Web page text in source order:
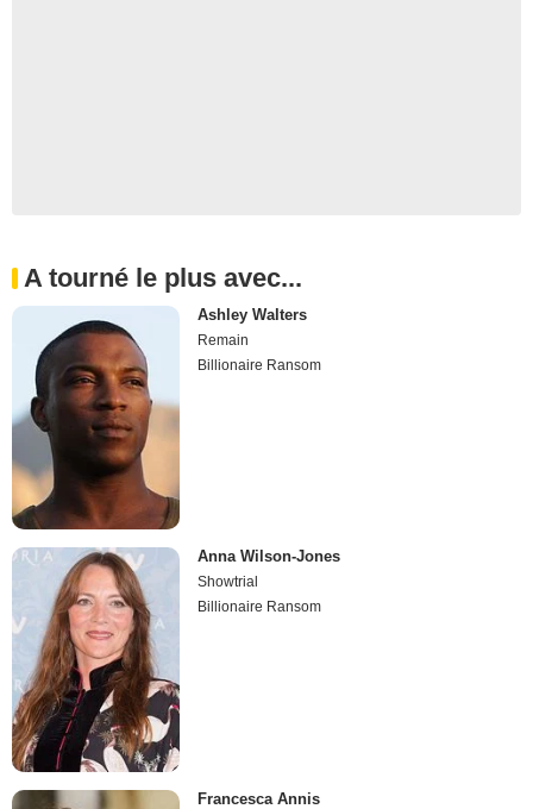
A tourné le plus avec...
Ashley Walters
Remain
Billionaire Ransom
Anna Wilson-Jones
Showtrial
Billionaire Ransom
Francesca Annis